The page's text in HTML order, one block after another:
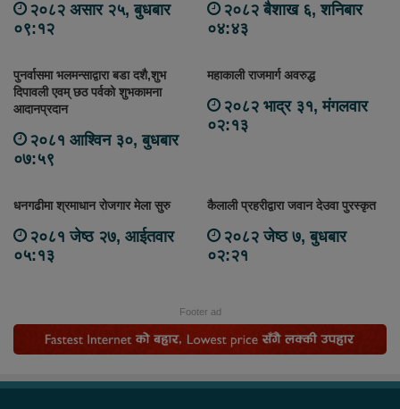
२०८२ असार २५, बुधबार
०९:१२
२०८२ बैशाख ६, शनिबार
०४:४३
पुनर्वासमा भलमन्साद्वारा बडा दशै,शुभ
दिपावली एवम् छठ पर्वको शुभकामना
आदानप्रदान
२०८१ आश्विन ३०, बुधबार
०७:५९
महाकाली राजमार्ग अवरुद्ध
२०८२ भाद्र ३१, मंगलवार
०२:१३
धनगढीमा श्रमाधान रोजगार मेला सुरु
२०८१ जेष्ठ २७, आईतवार
०५:१३
कैलाली प्रहरीद्वारा जवान देउवा पुरस्कृत
२०८२ जेष्ठ ७, बुधबार
०२:२१
Footer ad